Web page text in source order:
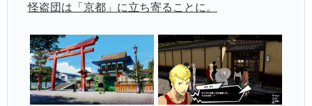
怪盗団は「京都」に立ち寄ることに。